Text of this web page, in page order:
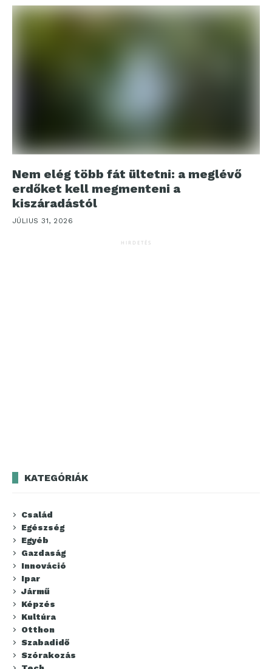
Nem elég több fát ültetni: a meglévő
erdőket kell megmenteni a
kiszáradástól
JÚLIUS 31, 2026
HIRDETÉS
KATEGÓRIÁK
Család
Egészség
Egyéb
Gazdaság
Innováció
Ipar
Jármű
Képzés
Kultúra
Otthon
Szabadidő
Szórakozás